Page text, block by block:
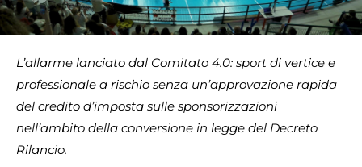
L’allarme lanciato dal Comitato 4.0: sport di vertice e
professionale a rischio senza un’approvazione rapida
del credito d’imposta sulle sponsorizzazioni
nell’ambito della conversione in legge del Decreto
Rilancio.